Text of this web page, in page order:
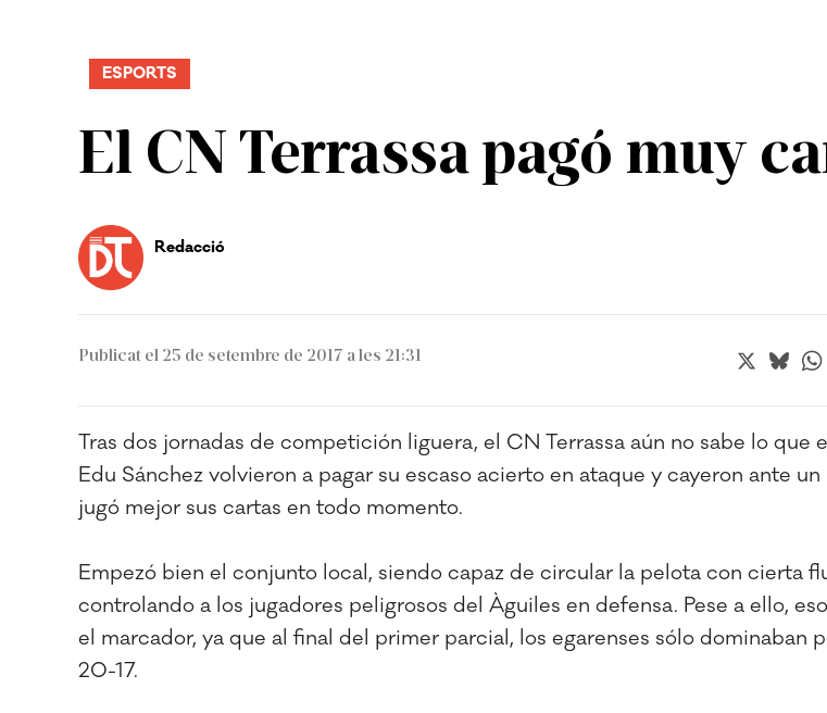
El CN Terrassa pagó muy
ESPORTS
Redacció
Publicat el 25 de setembre de 2017 a les 21:31 X
Tras dos jornadas de competición liguera, el CN Terrassa aún no sabe lo que
Edu Sánchez volvieron a pagar su escaso acierto en ataque y cayeron ante
jugó mejor sus cartas en todo momento.
Empezó bien el conjunto local, siendo capaz de circular la pelota con cierta
controlando a los jugadores peligrosos del Àguiles en defensa. Pese a ello,
el marcador, ya que al final del primer parcial, los egarenses sólo dominaban
20-17.